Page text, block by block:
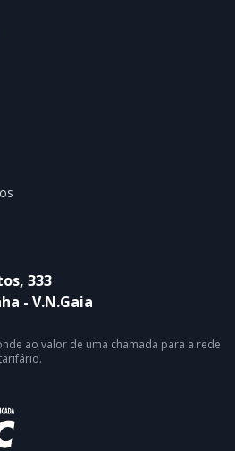
333
- V.N.Gaia
ao valor de uma chamada para a rede